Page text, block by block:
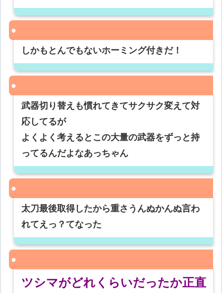
しかもとんでもないホーミング付きだ！
武器切り替えも慣れてきてサクサク変えて対
応してるが
よくよく考えるとこの大量の武器をずっと持
ってるんだよなあっちゃん
太刀最後取得したから重さうんぬかんぬ言わ
れてえっ？てなった
ツシマがどれくらいだったか正直